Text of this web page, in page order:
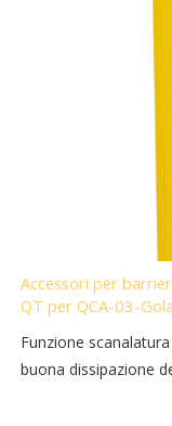
Accessori per
QT per QCA-03-
Funzione
buona dissipazione